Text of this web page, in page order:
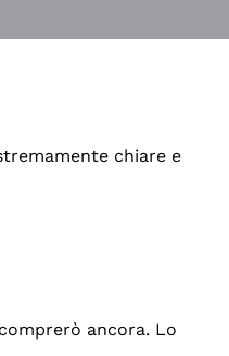
chiare e
ancora. Lo